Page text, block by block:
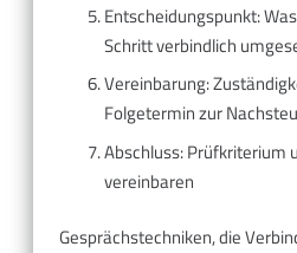
Entscheidungspunkt:
Schritt verbindlich
Vereinbarung:
Folgetermin zur
Abschluss: Prüfkriterium
vereinbaren
Gesprächstechniken, die